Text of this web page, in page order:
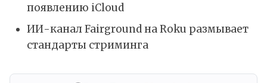
появлению iCloud
ИИ-канал Fairground на Roku размывает
стандарты стриминга